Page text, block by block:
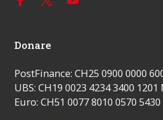
Donare
PostFinance: CH25 0900 0000
UBS: CH19 0023 4234 3400 1201
Euro: CH51 0077 8010 0570 5430